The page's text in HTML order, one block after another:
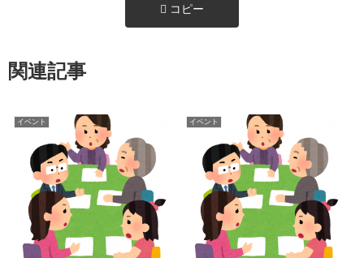
コピー
関連記事
イベント イベント